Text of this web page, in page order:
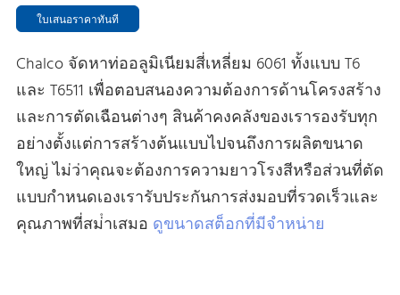
ใบเสนอราคาทันที
Chalco จัดหาท่ออลูมิเนียมสี่เหลี่ยม 6061 ทั้งแบบ T6
และ T6511 เพื่อตอบสนองความต้องการด้านโครงสร้าง
และการตัดเฉือนต่างๆ สินค้าคงคลังของเรารองรับทุก
อย่างตั้งแต่การสร้างต้นแบบไปจนถึงการผลิตขนาด
ใหญ่ ไม่ว่าคุณจะต้องการความยาวโรงสีหรือส่วนที่ตัด
แบบกําหนดเองเรารับประกันการส่งมอบที่รวดเร็วและ
คุณภาพที่สม่ําเสมอ ดูขนาดสต็อกที่มีจําหน่าย